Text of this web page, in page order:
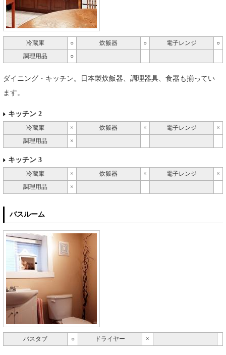
冷蔵庫 ○ 炊飯器 ○ 電子レンジ
○
調理用品
○
ダイニング・キッチン。日本製炊飯器、調理器具、食器も揃ってい
ます。
キッチン 2
冷蔵庫 × 炊飯器 × 電子レンジ
×
調理用品
×
キッチン 3
冷蔵庫 × 炊飯器 × 電子レンジ
×
調理用品
×
バスルーム
バスタブ ○ ドライヤー ×